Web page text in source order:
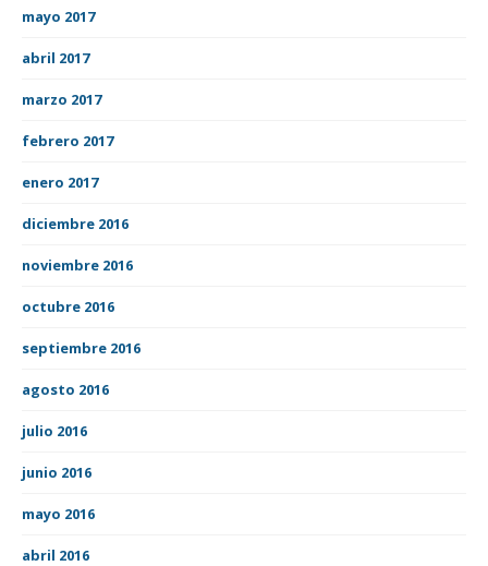
mayo 2017
abril 2017
marzo 2017
febrero 2017
enero 2017
diciembre 2016
noviembre 2016
octubre 2016
septiembre 2016
agosto 2016
julio 2016
junio 2016
mayo 2016
abril 2016